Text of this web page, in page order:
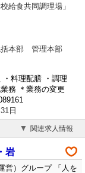
給食共同調理場」
括本部 管理本部
料理配膳 ・調理
務 ＊業務の変更
日
関連求人情報
岩
営）グループ 「人を